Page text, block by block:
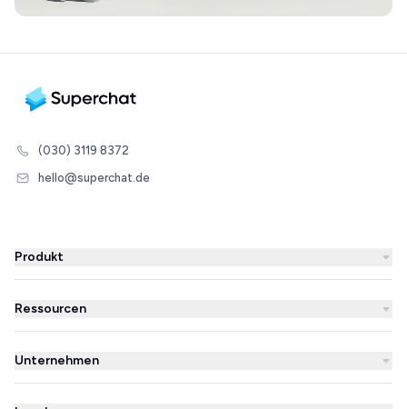
(030) 3119 8372
hello@superchat.de
Produkt
WhatsApp Business
WhatsApp Newsletter
KI-Agent
Ressourcen
Blog
Erfolgsgeschichten
Unternehmen
Über uns